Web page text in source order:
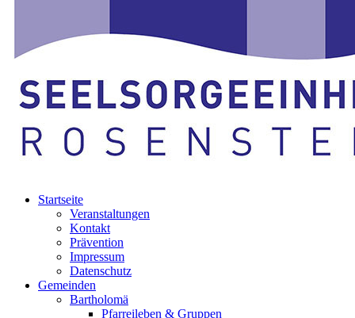
Startseite
Veranstaltungen
Kontakt
Prävention
Impressum
Datenschutz
Gemeinden
Bartholomä
Pfarreileben & Gruppen